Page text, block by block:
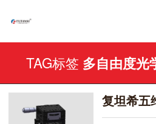
TAG标签 多自由度光